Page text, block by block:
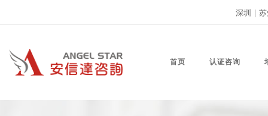
深圳 |
首页 认证咨询